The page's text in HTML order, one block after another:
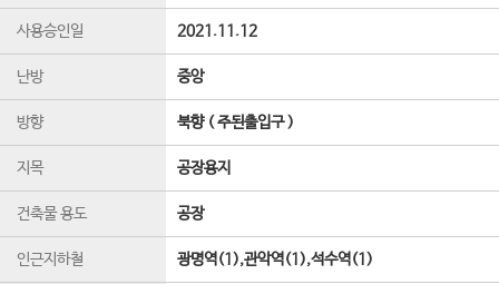
사용승인일 2021.11.12
난방 중앙
방향 북향 ( 주된출입구 )
지목 공장용지
건축물 용도 공장
인근지하철 광명역(1),관악역(1),석수역(1)